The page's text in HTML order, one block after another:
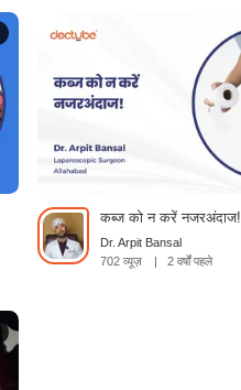
कब्ज को न करें नजरअंदाज!
Dr. Arpit Bansal
702 व्यूज़
2 वर्षों पहले